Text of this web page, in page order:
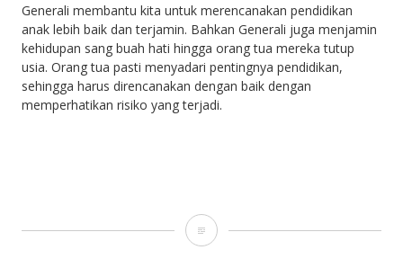
Generali membantu kita untuk merencanakan pendidikan
anak lebih baik dan terjamin. Bahkan Generali juga menjamin
kehidupan sang buah hati hingga orang tua mereka tutup
usia. Orang tua pasti menyadari pentingnya pendidikan,
sehingga harus direncanakan dengan baik dengan
memperhatikan risiko yang terjadi.
Asuransi